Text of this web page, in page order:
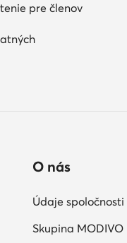
pre členov
O nás
Údaje spoločnosti
Skupina MODIVO